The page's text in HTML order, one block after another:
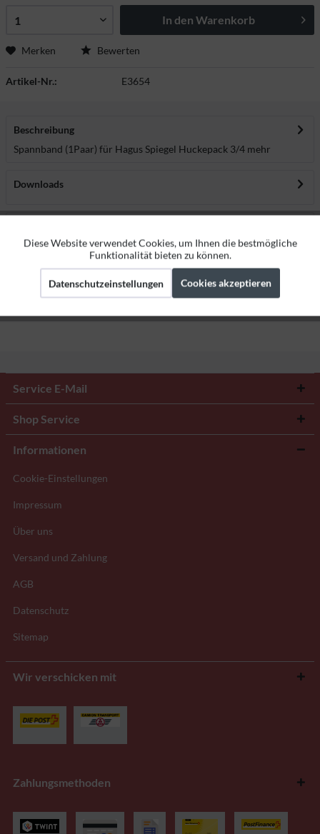
In den Warenkorb
Merken Bewerten
Artikel-Nr.: E3654
Beschreibung
Spannband (1Paar) für Hagus Spiegel Huckepack 3/4 mehr
Downloads
Bewertungen lesen, schreiben und diskutieren...mehr
Herstellerangaben
Service E-Mail
Shop Service
Informationen
Cookie-Einstellungen
Impressum
Über uns
Versand und Zahlung
AGB
Datenschutz
Sitemap
Wir verschicken mit
Zahlungsmethoden
Funktionale Aktiv
Marketing Aktiv
Diese Website verwendet Cookies, um Ihnen die bestmögliche
Funktionalität bieten zu können.
Datenschutzeinstellungen Cookies akzeptieren